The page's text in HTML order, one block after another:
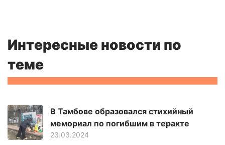
Интересные новости по
теме
В Тамбове образовался стихийный
мемориал по погибшим в теракте
23.03.2024